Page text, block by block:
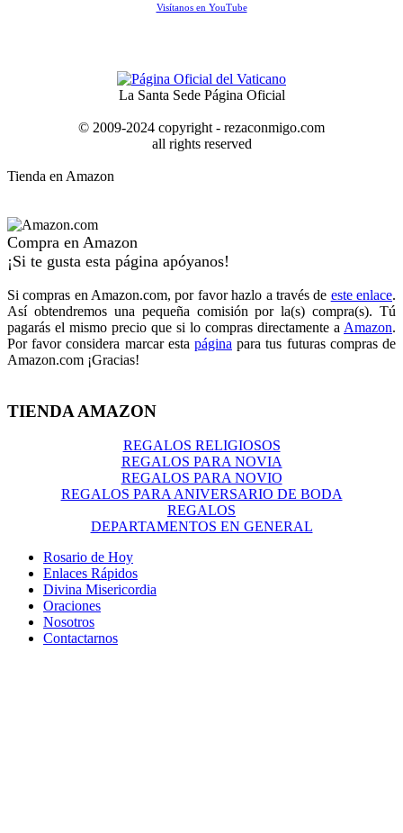
Visítanos en YouTube
La Santa Sede Página Oficial
© 2009-2024 copyright - rezaconmigo.com
all rights reserved
Tienda en Amazon
Compra en Amazon
¡Si te gusta esta página apóyanos!
Si compras en Amazon.com, por favor hazlo a través de este enlace.
Así obtendremos una pequeña comisión por la(s) compra(s). Tú
pagarás el mismo precio que si lo compras directamente a Amazon.
Por favor considera marcar esta página para tus futuras compras de
Amazon.com ¡Gracias!
TIENDA AMAZON
REGALOS RELIGIOSOS
REGALOS PARA NOVIA
REGALOS PARA NOVIO
REGALOS PARA ANIVERSARIO DE BODA
REGALOS
DEPARTAMENTOS EN GENERAL
Rosario de Hoy
Enlaces Rápidos
Divina Misericordia
Oraciones
Nosotros
Contactarnos